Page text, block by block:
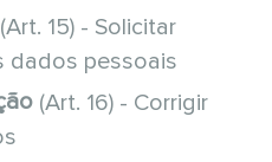
(Art. 15) - Solicitar
dados pessoais
(Art. 16) - Corrigir